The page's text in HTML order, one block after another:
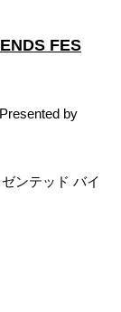
FES
by
ンテッド バイ